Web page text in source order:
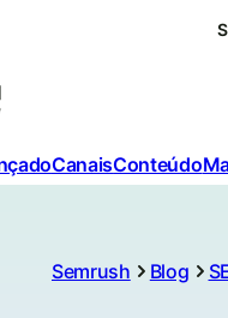
CanaisConteúdo
Semrush Blog